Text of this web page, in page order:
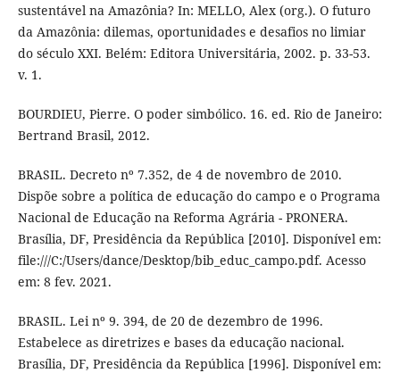
sustentável na Amazônia? In: MELLO, Alex (org.). O futuro
da Amazônia: dilemas, oportunidades e desafios no limiar
do século XXI. Belém: Editora Universitária, 2002. p. 33-53.
v. 1.
BOURDIEU, Pierre. O poder simbólico. 16. ed. Rio de Janeiro:
Bertrand Brasil, 2012.
BRASIL. Decreto nº 7.352, de 4 de novembro de 2010.
Dispõe sobre a política de educação do campo e o Programa
Nacional de Educação na Reforma Agrária - PRONERA.
Brasília, DF, Presidência da República [2010]. Disponível em:
file:///C:/Users/dance/Desktop/bib_educ_campo.pdf. Acesso
em: 8 fev. 2021.
BRASIL. Lei nº 9. 394, de 20 de dezembro de 1996.
Estabelece as diretrizes e bases da educação nacional.
Brasília, DF, Presidência da República [1996]. Disponível em: